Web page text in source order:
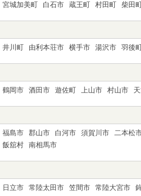
宮城加美町 白石市 蔵王町 村田町 柴田
井川町 由利本荘市 横手市 湯沢市 羽後
鶴岡市 酒田市 遊佐町 上山市 村山市
福島市 郡山市 白河市 須賀川市 二本松
飯舘村
南相馬市
日立市 常陸太田市 笠間市 常陸大宮市